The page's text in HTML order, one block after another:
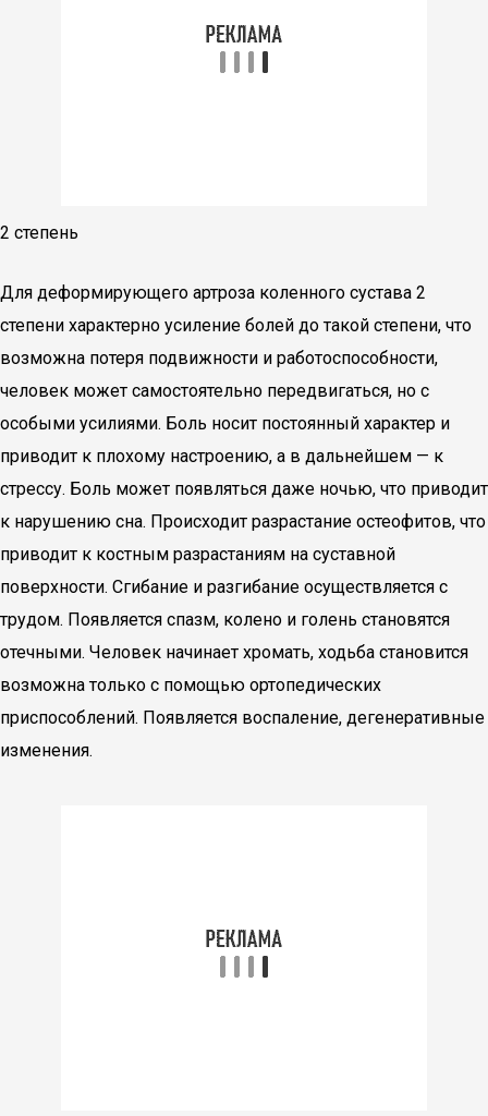
2 степень
Для деформирующего артроза коленного сустава 2
степени характерно усиление болей до такой степени, что
возможна потеря подвижности и работоспособности,
человек может самостоятельно передвигаться, но с
особыми усилиями. Боль носит постоянный характер и
приводит к плохому настроению, а в дальнейшем — к
стрессу. Боль может появляться даже ночью, что приводит
к нарушению сна. Происходит разрастание остеофитов, что
приводит к костным разрастаниям на суставной
поверхности. Сгибание и разгибание осуществляется с
трудом. Появляется спазм, колено и голень становятся
отечными. Человек начинает хромать, ходьба становится
возможна только с помощью ортопедических
приспособлений. Появляется воспаление, дегенеративные
изменения.